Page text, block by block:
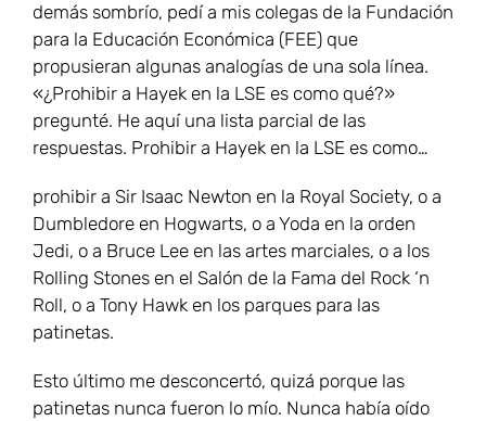
demás sombrío, pedí a mis colegas de la Fundación
para la Educación Económica (FEE) que
propusieran algunas analogías de una sola línea.
«¿Prohibir a Hayek en la LSE es como qué?»
pregunté. He aquí una lista parcial de las
respuestas. Prohibir a Hayek en la LSE es como…
prohibir a Sir Isaac Newton en la Royal Society, o a
Dumbledore en Hogwarts, o a Yoda en la orden
Jedi, o a Bruce Lee en las artes marciales, o a los
Rolling Stones en el Salón de la Fama del Rock ‘n
Roll, o a Tony Hawk en los parques para las
patinetas.
Esto último me desconcertó, quizá porque las
patinetas nunca fueron lo mío. Nunca había oído